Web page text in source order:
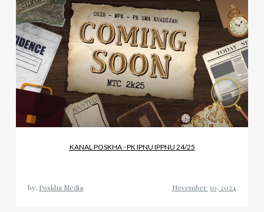
KANAL POSKHA - PK IPNU IPPNU 24/25
by: Poskha Media